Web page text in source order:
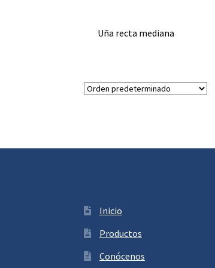
Uña recta mediana
Inicio
Productos
Conócenos